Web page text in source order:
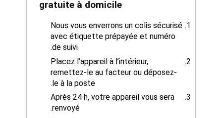
gratuite à domicile
Nous vous enverrons un colis sécurisé
avec étiquette prépayée et numéro
de suivi.
Placez l’appareil à l’intérieur,
remettez-le au facteur ou déposez-
le à la poste.
Après 24 h, votre appareil vous sera
renvoyé.